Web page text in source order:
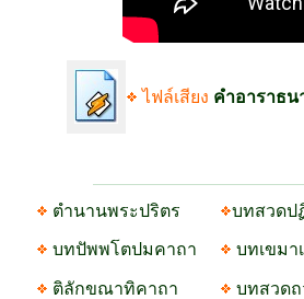
ไฟล์เสียง คำอาราธน
ตำนานพระปริตร บทสวดป
บทปัพพโตปมคาถา บทเขม
ติลักขณาทิคาถา บทสวด